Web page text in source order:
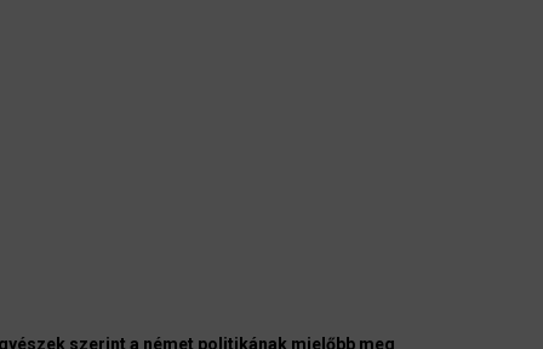
szerint a német politikának mielőbb meg